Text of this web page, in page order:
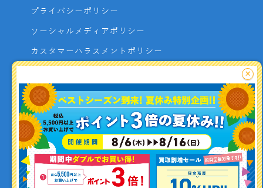
釣り情報を
投稿する
プライバシーポリシー
ソーシャルメディアポリシー
カスタマーハラスメントポリシー
よくあるご質問
お問い合わせ
利用者資金の保全方法
×